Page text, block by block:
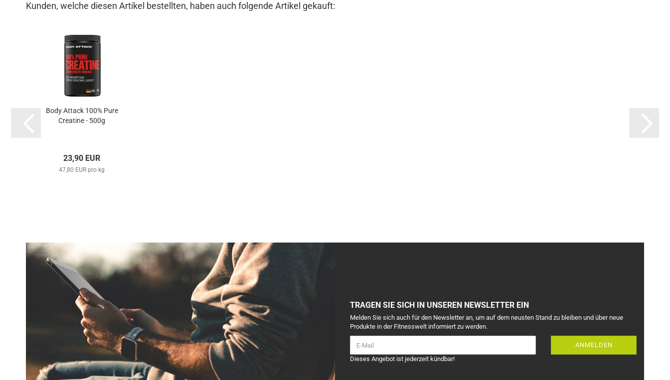
Kunden, welche diesen Artikel bestellten, haben auch folgende Artikel gekauft:
Body Attack 100% Pure
Creatine - 500g
23,90 EUR
47,80 EUR pro kg
TRAGEN SIE SICH IN UNSEREN NEWSLETTER EIN
Melden Sie sich auch für den Newsletter an, um auf dem neusten Stand zu bleiben und über neue
Produkte in der Fitnesswelt informiert zu werden.
ANMELDEN
Dieses Angebot ist jederzeit kündbar!